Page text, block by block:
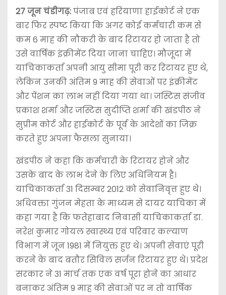
27 जून चंडीगढ़:पंजाब एवं हरियाणा हाईकोर्ट ने एक
बार फिर स्पष्ट किया कि अगर कोई कर्मचारी कम से
कम 6 माह की नौकरी के बाद रिटायर हो जाता है तो
उसे वार्षिक इंक्रीमेंट दिया जाना चाहिए। मौजूदा में
याचिकाकर्ता अपनी आयु सीमा पूरी कर रिटायर हुए थे,
लेकिन उनकी अंतिम 9 माह की सेवाओं पर इंक्रीमेंट
और पेंशन का लाभ नहीं दिया गया था। जस्टिस संजीव
प्रकाश शर्मा और जस्टिस सुदीप्ति शर्मा की खंडपीठ ने
सुप्रीम कोर्ट और हाईकोर्ट के पूर्व के आदेशों का जिक्र
करते हुए अपना फैसला सुनाया।
खंडपीठ ने कहा कि कर्मचारी के रिटायर होने और
उसके बाद के लाभ देने के लिए अधिनियम है।
याचिकाकर्ता 31 दिसम्बर 2012 को सेवानिवृत्त हुए थे।
अधिवक्ता गुंजन मेहता के माध्यम से दायर याचिका में
कहा गया है कि फतेहाबाद निवासी याचिकाकर्ता डा.
नरेश कुमार गोयल स्वास्थ्य एवं परिवार कल्याण
विभाग में जून 1981 में नियुक्त हुए थे। अपनी सेवाएं पूरी
करने के बाद बतौर सिविल सर्जन रिटायर हुए थे। प्रदेश
सरकार ने 31 मार्च तक एक वर्ष पूरा होने का आधार
बनाकर अंतिम 9 माह की सेवाओं पर न तो वार्षिक